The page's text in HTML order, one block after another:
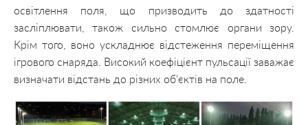
освітлення поля, що призводить до здатності
засліплювати, також сильно стомлює органи зору.
Крім того, воно ускладнює відстеження переміщення
ігрового снаряда. Високий коефіцієнт пульсації заважає
визначати відстань до різних об’єктів на поле.